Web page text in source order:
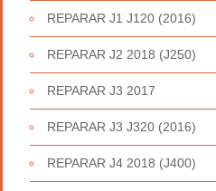
REPARAR J1 J120 (2016)
REPARAR J2 2018 (J250)
REPARAR J3 2017
REPARAR J3 J320 (2016)
REPARAR J4 2018 (J400)